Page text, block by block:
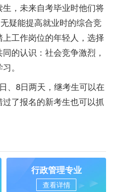
，未来自考毕业时他们将
疑能提高就业时的综合竞
工作岗位的年轻人，选择
的认识：社会竞争激烈，
。
8日两天，继考生可以在
了报名的新考生也可以抓
行政管理专业
查看详情